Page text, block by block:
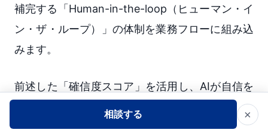
補完する「Human-in-the-loop（ヒューマン・イ
ン・ザ・ループ）」の体制を業務フローに組み込
みます。
前述した「確信度スコア」を活用し、AIが自信を
持って読み取ったデータはそのまま通過させ、自
信がないデータや、ビジネスルール（金額の桁数
相談する ×